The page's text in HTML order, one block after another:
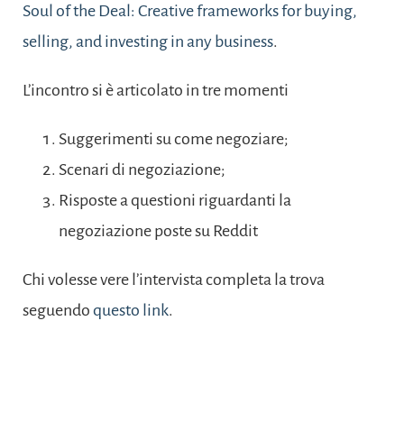
Soul of the Deal: Creative frameworks for buying,
selling, and investing in any business.
L’incontro si è articolato in tre momenti
Suggerimenti su come negoziare;
Scenari di negoziazione;
Risposte a questioni riguardanti la
negoziazione poste su Reddit
Chi volesse vere l’intervista completa la trova
seguendo questo link.